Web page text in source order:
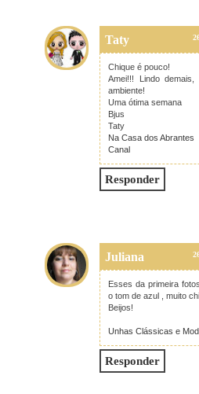
Taty
Chique é pouco!
Amei!!! Lindo
ambiente!
Uma ótima semana
Bjus
Taty
Na Casa dos Abrantes
Canal
Responder
Juliana
Esses da primeira
o tom de azul , muito
Beijos!
Unhas Clássicas e
Responder